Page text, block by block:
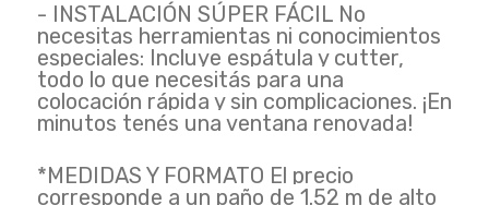
- INSTALACIÓN SÚPER FÁCIL No
necesitas herramientas ni conocimientos
especiales: Incluye espátula y cutter,
todo lo que necesitás para una
colocación rápida y sin complicaciones. ¡En
minutos tenés una ventana renovada!
*MEDIDAS Y FORMATO El precio
corresponde a un paño de 1.52 m de alto